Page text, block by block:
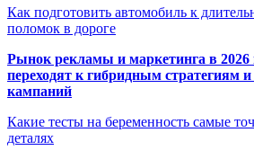
Как подготовить автомобиль к
поломок в дороге
Рынок рекламы и маркетинга в 2026
переходят к гибридным стратегиям
кампаний
Какие тесты на беременность самые
деталях